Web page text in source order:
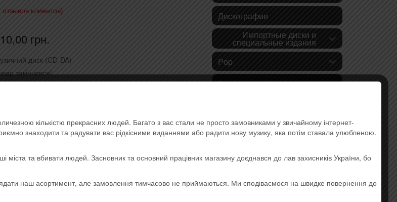
отзывов клиентов)
грн.
диск (CD-DA)
закінчився!
Дискографии
Импортные диски и
специальные издания
Pop
Rock
Lounge
кількістю прекрасних людей. Багато з вас стали не просто замовниками у звичайному інтернет-
знаходити та радувати вас рідкісними виданнями або радити нову музику, яка потім ставала улюбленою.
та вбивати людей. Засновник та основний працівник магазину доєднався до лав захисників України, бо
наш асортимент, але замовлення тимчасово не приймаються. Ми сподіваємося на швидке повернення до